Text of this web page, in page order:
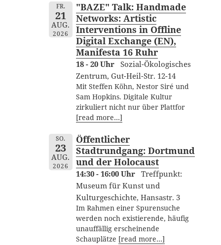
FR.
21
AUG.
2026
"BAZE" Talk: Handmade
Networks: Artistic
Interventions in Offline
Digital Exchange (EN),
Manifesta 16 Ruhr
18 - 20 Uhr
Sozial-Ökologisches
Zentrum, Gut-Heil-Str. 12-14
Mit Steffen Köhn, Nestor Siré und
Sam Hopkins. Digitale Kultur
zirkuliert nicht nur über Plattfor
[read more…]
SO.
23
AUG.
2026
Öffentlicher
Stadtrundgang: Dortmund
und der Holocaust
14:30 - 16:00 Uhr
Treffpunkt:
Museum für Kunst und
Kulturgeschichte, Hansastr. 3
Im Rahmen einer Spurensuche
werden noch existierende, häufig
unauffällig erscheinende
Schauplätze [read more…]